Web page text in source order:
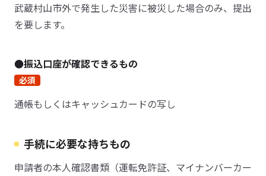
武蔵村山市外で発生した災害に被災した場合のみ、提出
を要します。
●振込口座が確認できるもの
必須
通帳もしくはキャッシュカードの写し
手続に必要な持ちもの
申請者の本人確認書類（運転免許証、マイナンバーカー